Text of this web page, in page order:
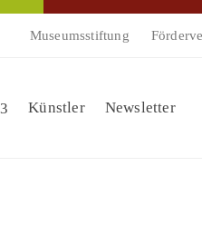
Museumsstiftung
Künstler Newsletter